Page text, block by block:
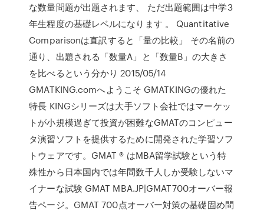
な数量問題が出題されます、 ただ出題範囲は中学3
年生程度の基礎レベルになります 。 Quantitative
Comparisonは直訳すると「量の比較」 その名前の
通り、出題される「数量A」と「数量B」の大きさ
を比べるという分かり 2015/05/14
GMATKING.comへようこそ GMATKINGの優れた
特長 KINGシリーズは大手ソフト会社ではマーケッ
トが小規模過ぎて投資が困難なGMATのコンピュー
タ演習ソフトを提供するために開発された学習ソフ
トウェアです。GMAT ® はMBA留学試験という特
殊性から日本国内では年間数千人しか受験しないマ
イナーな試験 GMAT MBA.JP|GMAT700オーバー報
告ページ。GMAT 700点オーバー対策の基礎固め問